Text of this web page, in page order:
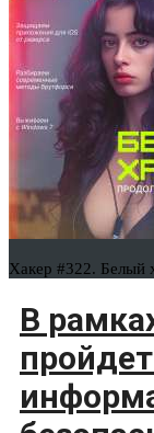
Хакер #322. Белый
В